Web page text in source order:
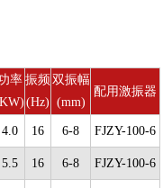
率 振频
(Hz)
双振幅
(mm)
配用激振器
4.0 16 6-8 FJZY-100-6
5.5 16 6-8 FJZY-100-6